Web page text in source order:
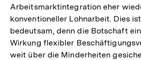
Arbeitsmarktintegration eher
konventioneller Lohnarbeit. Dies
bedeutsam, denn die Botschaft
Wirkung flexibler
weit über die Minderheiten